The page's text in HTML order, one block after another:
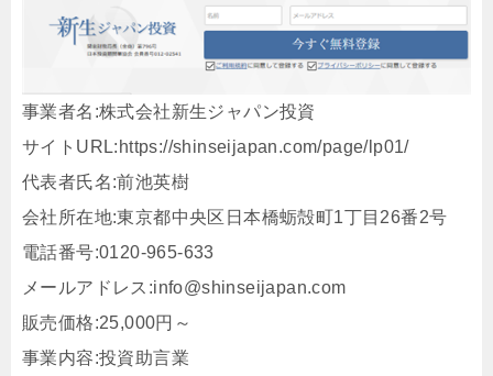
事業者名:株式会社新生ジャパン投資
サイトURL:https://shinseijapan.com/page/lp01/
代表者氏名:前池英樹
会社所在地:東京都中央区日本橋蛎殻町1丁目26番2号
電話番号:0120-965-633
メールアドレス:info@shinseijapan.com
販売価格:25,000円～
事業内容:投資助言業